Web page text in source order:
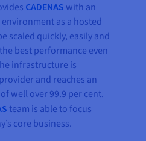
CADENAS with an
as a hosted
scaled quickly, easily and
best performance even
infrastructure is
and reaches an
well over 99.9 per cent.
team is able to focus
core business.